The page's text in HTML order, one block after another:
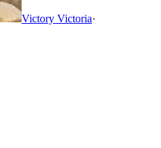
Victory Victoria·